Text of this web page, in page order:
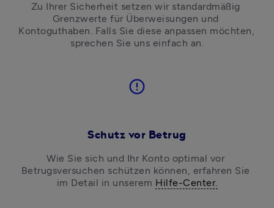
Zu Ihrer Sicherheit setzen wir standardmäßig
Grenzwerte für Überweisungen und
Kontoguthaben. Falls Sie diese anpassen möchten,
sprechen Sie uns einfach an.
error_outline
Schutz vor Betrug
Wie Sie sich und Ihr Konto optimal vor
Betrugsversuchen schützen können, erfahren Sie
im Detail in unserem Hilfe-Center.